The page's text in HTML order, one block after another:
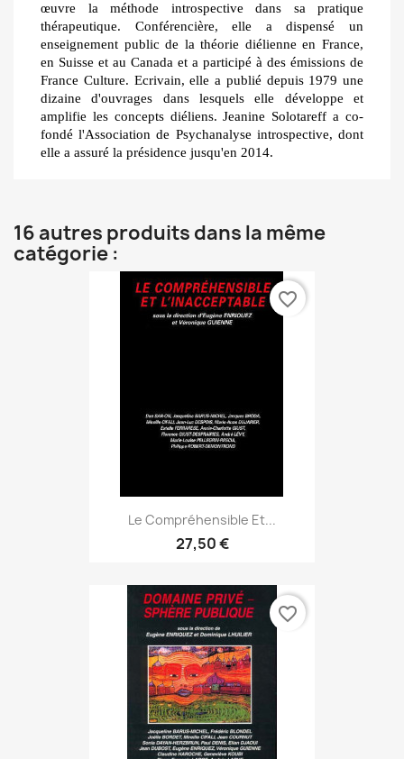
œuvre la méthode introspective dans sa pratique
thérapeutique. Conférencière, elle a dispensé un
enseignement public de la théorie diélienne en France,
en Suisse et au Canada et a participé à des émissions de
France Culture. Ecrivain, elle a publié depuis 1979 une
dizaine d'ouvrages dans lesquels elle développe et
amplifie les concepts diéliens. Jeanine Solotareff a co-
fondé l'Association de Psychanalyse introspective, dont
elle a assuré la présidence jusqu'en 2014.
16 autres produits dans la même
catégorie :
Le Compréhensible Et...
27,50 €
favorite_border
favorite_border